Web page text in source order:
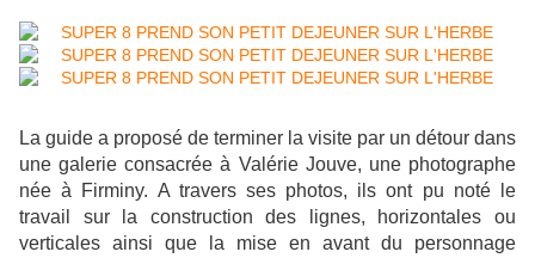
La guide a proposé de terminer la visite par un détour dans
une galerie consacrée à Valérie Jouve, une photographe
née à Firminy. A travers ses photos, ils ont pu noté le
travail sur la construction des lignes, horizontales ou
verticales ainsi que la mise en avant du personnage